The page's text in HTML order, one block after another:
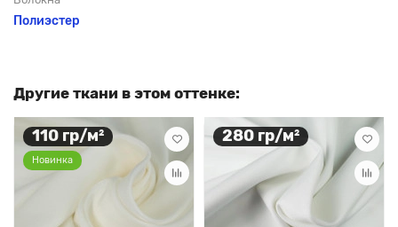
Полиэстер
Другие ткани в этом оттенке:
110 гр/м²
Новинка
280 гр/м²